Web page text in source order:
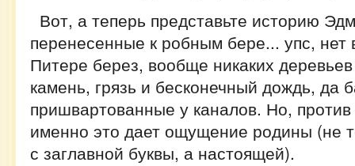
Вот, а теперь представьте историю
перенесенные к робным бере... упс, нет
Питере берез, вообще никаких деревьев
камень, грязь и бесконечный дождь, да
пришвартованные у каналов. Но, против
именно это дает ощущение родины (не
с заглавной буквы, а настоящей).